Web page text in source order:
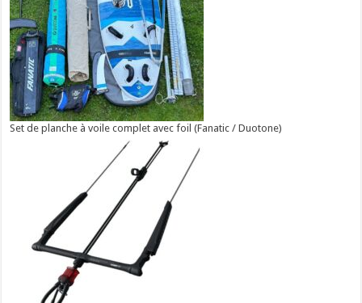
Set de planche à voile complet avec foil (Fanatic / Duotone)